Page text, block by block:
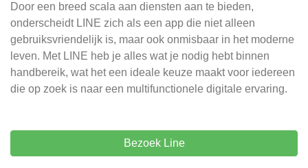
Door een breed scala aan diensten aan te bieden,
onderscheidt LINE zich als een app die niet alleen
gebruiksvriendelijk is, maar ook onmisbaar in het moderne
leven. Met LINE heb je alles wat je nodig hebt binnen
handbereik, wat het een ideale keuze maakt voor iedereen
die op zoek is naar een multifunctionele digitale ervaring.
Bezoek Line